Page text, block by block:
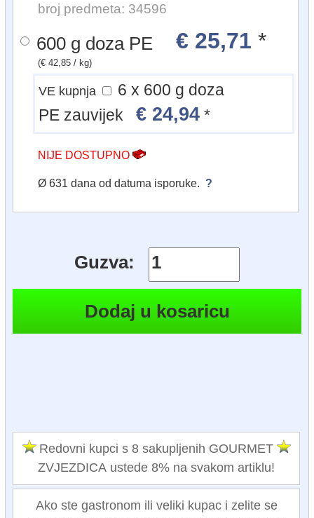
broj predmeta: 34596
600 g doza PE € 25,71 *
(€ 42,85 / kg)
VE kupnja
6 x 600 g doza
PE zauvijek€ 24,94 *
NIJE DOSTUPNO
Ø 631 dana od datuma isporuke. ?
Guzva:
Redovni kupci s 8 sakupljenih GOURMET
ZVJEZDICA ustede 8% na svakom artiklu!
Ako ste gastronom ili veliki kupac i zelite se